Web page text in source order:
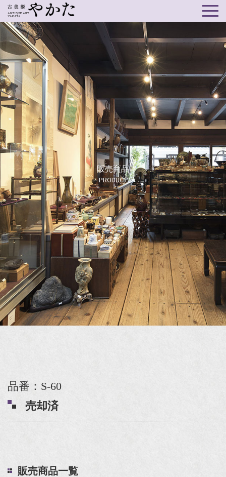
販売商品
PRODUCT
品番：S-60
売却済
販売商品一覧